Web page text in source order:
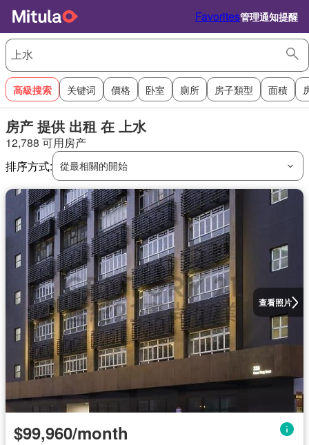
Favorites管理通知提醒
高級搜索 关键词 價格 卧室 廁所 房子類型 面積
房产 提供 出租 在 上水
12,788 可用房产
排序方式: 從最相關的開始
查看照片
$99,960/month